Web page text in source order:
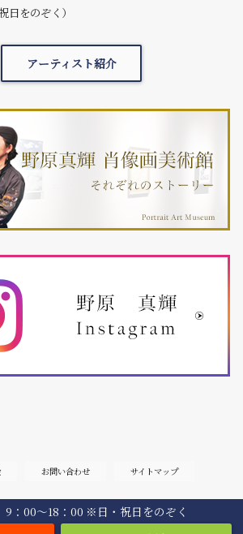
9：00〜18：00 ※日・祝日をのぞく
をのぞく）
アーティスト紹介
お問い合わせ サイトマップ